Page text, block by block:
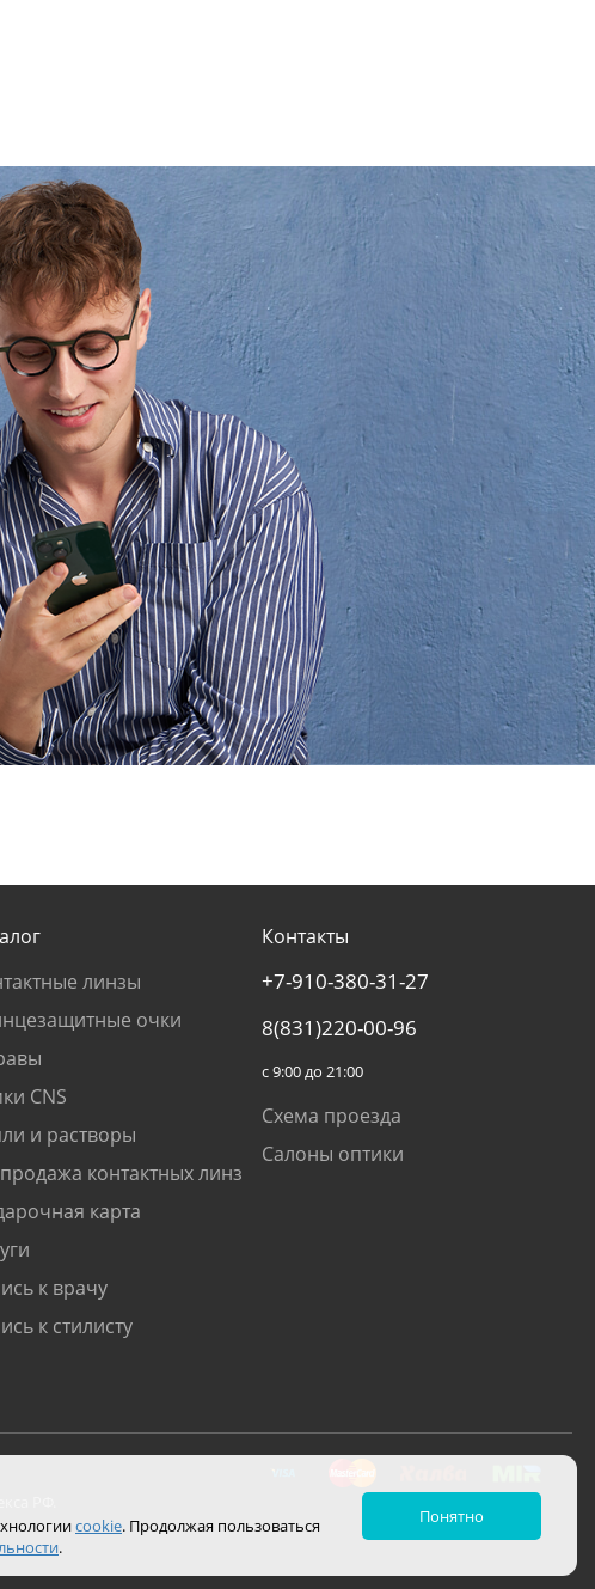
линзы
очки
CNS
и растворы
контактных линз
карта
к врачу
к стилисту
Контакты
+7-910-380-31-27
8(831)220-00-96
с 9:00 до 21:00
Схема проезда
Салоны оптики
РФ.
cookie. Продолжая пользоваться
.
Понятно